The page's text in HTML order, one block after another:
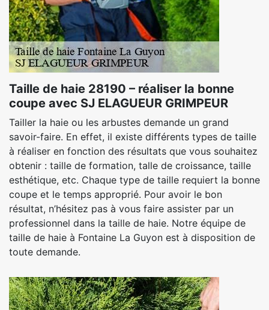
Taille de haie 28190 – réaliser la bonne
coupe avec SJ ELAGUEUR GRIMPEUR
Tailler la haie ou les arbustes demande un grand
savoir-faire. En effet, il existe différents types de taille
à réaliser en fonction des résultats que vous souhaitez
obtenir : taille de formation, talle de croissance, taille
esthétique, etc. Chaque type de taille requiert la bonne
coupe et le temps approprié. Pour avoir le bon
résultat, n’hésitez pas à vous faire assister par un
professionnel dans la taille de haie. Notre équipe de
taille de haie à Fontaine La Guyon est à disposition de
toute demande.